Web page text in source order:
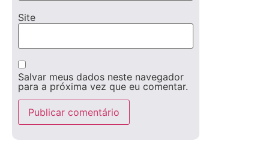
Site
Salvar meus dados neste navegador
para a próxima vez que eu comentar.